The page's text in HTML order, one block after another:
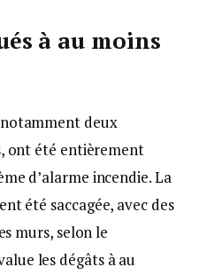
à au moins
deux
ont été entièrement
d’alarme incendie. La
été saccagée, avec des
murs, selon le
les dégâts à au